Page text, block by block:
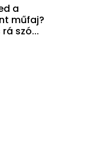
a
műfaj?
szó...